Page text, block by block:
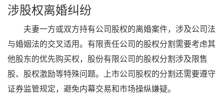
涉股权离婚纠纷
夫妻一方或双方持有公司股权的离婚案件，涉及公司法
与婚姻法的交叉适用。有限责任公司的股权分割需要考虑其
他股东的优先购买权，股份有限公司的股权分割涉及限售
股、股权激励等特殊问题。上市公司股权的分割还需要遵守
证券监管规定，避免内幕交易和市场操纵嫌疑。